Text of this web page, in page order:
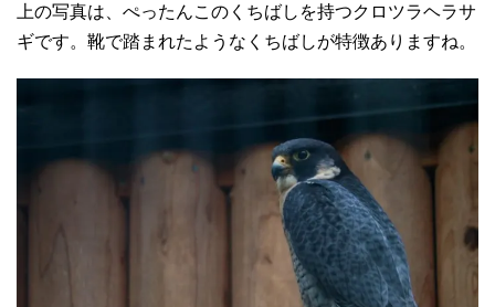
上の写真は、ぺったんこのくちばしを持つクロツラヘラサ
ギです。靴で踏まれたようなくちばしが特徴ありますね。